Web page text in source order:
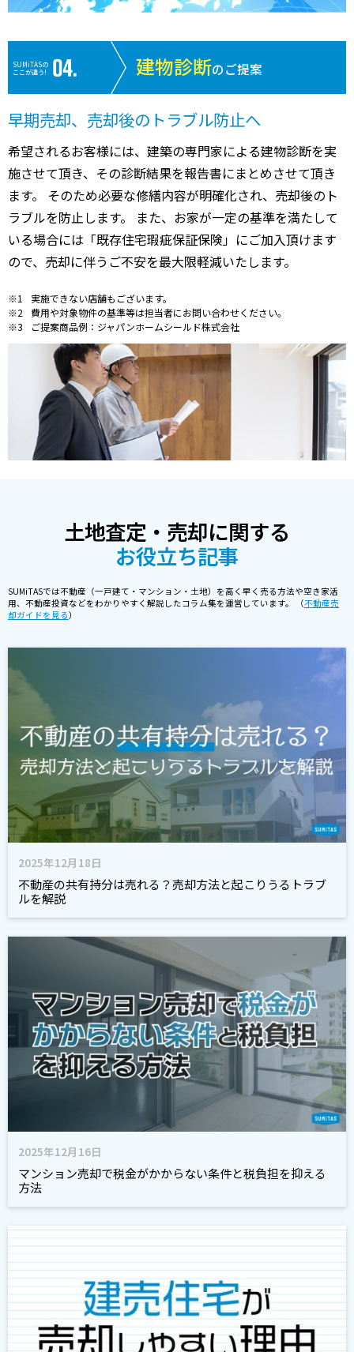
SUMiTASの
ここが違う!
建物診断のご提案
早期売却、売却後のトラブル防止へ
希望されるお客様には、建築の専門家による建物診断を実
施させて頂き、その診断結果を報告書にまとめさせて頂き
ます。 そのため必要な修繕内容が明確化され、売却後のト
ラブルを防止します。 また、お家が一定の基準を満たして
いる場合には「既存住宅瑕疵保証保険」にご加入頂けます
ので、売却に伴うご不安を最大限軽減いたします。
実施できない店舗もございます。
費用や対象物件の基準等は担当者にお問い合わせください。
ご提案商品例：ジャパンホームシールド株式会社
土地査定・売却に関する
お役立ち記事
SUMiTASでは不動産（一戸建て・マンション・土地）を高く早く売る方法や空き家活
用、不動産投資などをわかりやすく解説したコラム集を運営しています。 （不動産売
却ガイドを見る）
2025年12月18日
不動産の共有持分は売れる？売却方法と起こりうるトラブ
ルを解説
2025年12月16日
マンション売却で税金がかからない条件と税負担を抑える
方法